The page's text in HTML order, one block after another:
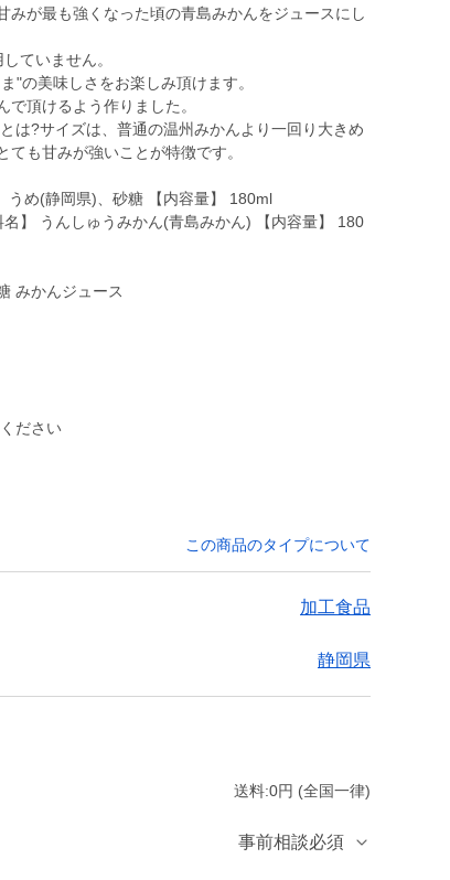
が最も強くなった頃の青島みかんをジュースにし
ていません。
"の美味しさをお楽しみ頂けます。
頂けるよう作りました。
は?サイズは、普通の温州みかんより一回り大きめ
も甘みが強いことが特徴です。
うめ(静岡県)、砂糖 【内容量】 180ml
】 うんしゅうみかん(青島みかん) 【内容量】 180
みかんジュース
この商品のタイプについて
加工食品
静岡県
送料:0円 (全国一律)
事前相談必須